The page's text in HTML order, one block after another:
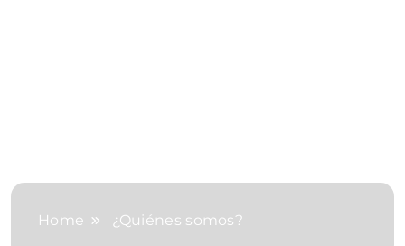
Home ¿Quiénes somos?